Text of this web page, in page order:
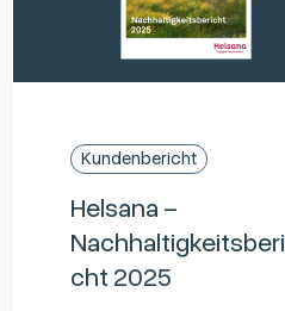
Kundenbericht
Helsana –
Nachhaltigkeitsberi
cht 2025